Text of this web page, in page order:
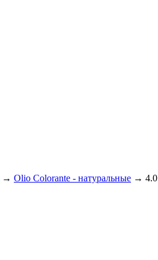
→ Olio Colorante - натуральные →